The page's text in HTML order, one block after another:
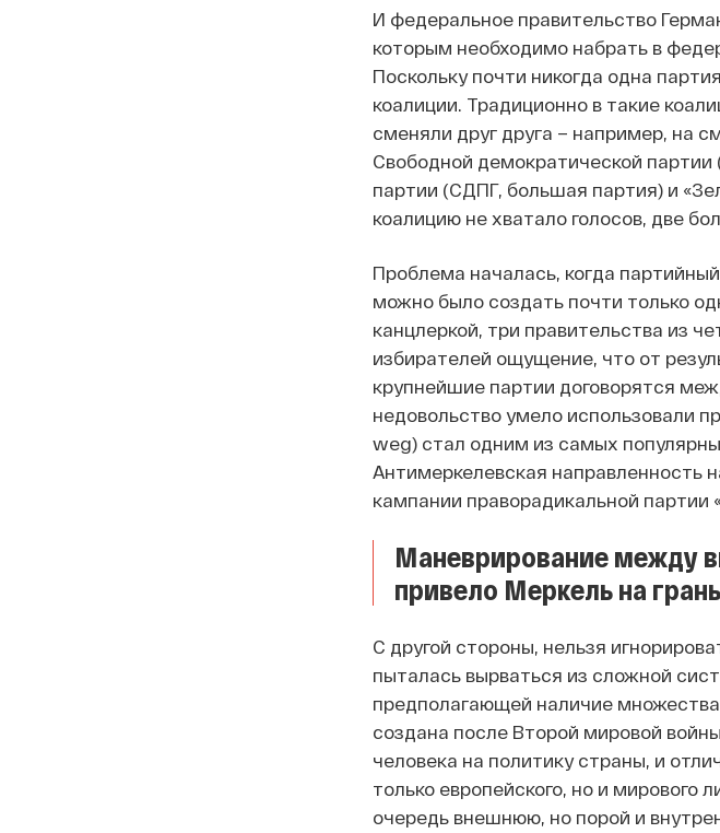
И федеральное правительство
которым необходимо набрать в
Поскольку почти никогда одна
коалиции. Традиционно в такие
сменяли друг друга – например, на
Свободной демократической
партии (СДПГ, большая партия) и
коалицию не хватало голосов, две
Проблема началась, когда
можно было создать почти только
канцлеркой, три правительства из
избирателей ощущение, что от
крупнейшие партии договорятся
недовольство умело использовали
weg) стал одним из самых
Антимеркелевская направленность
кампании праворадикальной партии
Маневрирование между
привело Меркель на
С другой стороны, нельзя
пыталась вырваться из сложной
предполагающей наличие
создана после Второй мировой
человека на политику страны, и
только европейского, но и мирового
очередь внешнюю, но порой и